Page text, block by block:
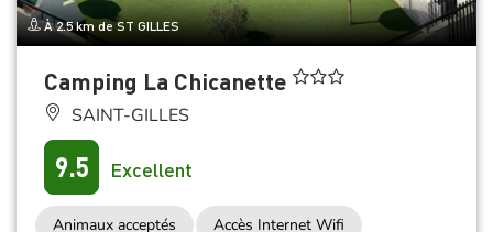
À 2.5 km de ST GILLES
Camping La Chicanette
SAINT-GILLES
9.5 Excellent
Animaux acceptés Accès Internet Wifi